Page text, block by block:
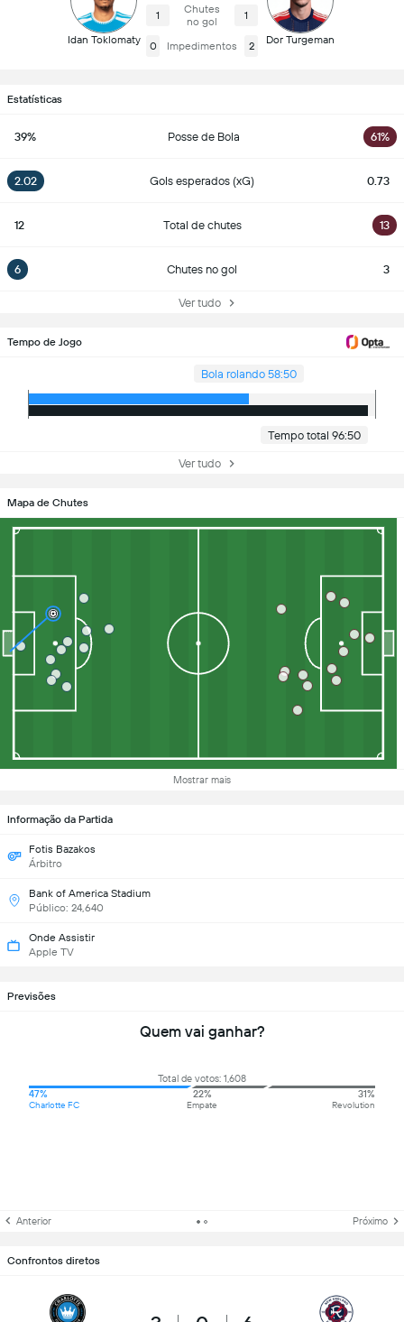
Idan Toklomaty
1
Chutes
no gol
1
0 Impedimentos 2 Dor Turgeman
Estatísticas
39% Posse de Bola 61%
2.02 Gols esperados (xG) 0.73
12 Total de chutes 13
6 Chutes no gol 3
Ver tudo
Tempo de Jogo
Bola rolando 58:50
Tempo total 96:50
Ver tudo
Mapa de Chutes
Mostrar mais
Informação da Partida
Fotis Bazakos
Árbitro
Bank of America Stadium
Público: 24,640
Onde Assistir
Apple TV
Previsões
Quem vai ganhar?
Total de votos: 1,608
47%
Charlotte FC
22%
Empate
31%
Revolution
Anterior Próximo
Confrontos diretos